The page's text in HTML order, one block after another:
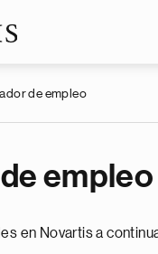
de empleo
empleo
en Novartis a